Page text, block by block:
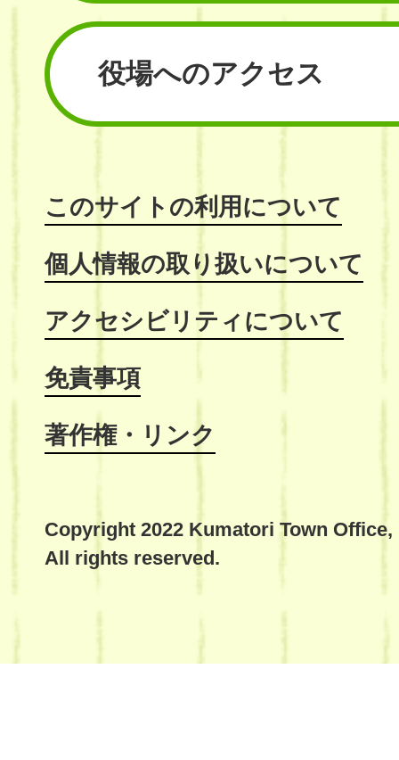
役場へのアクセス
このサイトの利用について
個人情報の取り扱いについて
アクセシビリティについて
免責事項
著作権・リンク
Copyright 2022 Kumatori Town Office,
All rights reserved.